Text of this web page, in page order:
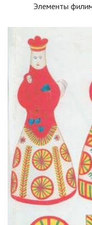
Элементы